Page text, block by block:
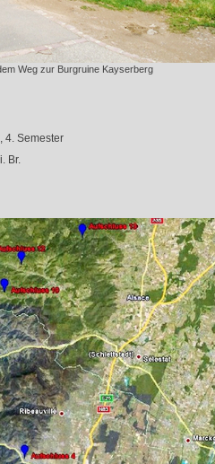
Weg zur Burgruine Kayserberg
4. Semester
Br.